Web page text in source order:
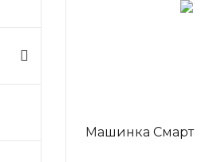
Машинка Смарт